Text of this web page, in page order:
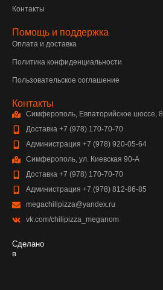
Контакты
Помощь и поддержка
Оплата и доставка
Политика конфиденциальности
Пользовательское соглашение
Контакты
Симферополь, Евпаторийское шоссе, 8
Доставка +7 (978) 170-70-70
Администрация +7 (978) 920-05-64
Симферополь, ул. Киевская 90-А
Доставка +7 (978) 170-70-70
Администрация +7 (978) 812-86-85
megachilipizza@yandex.ru
vk.com/chilipizza_meganom
Сделано
в